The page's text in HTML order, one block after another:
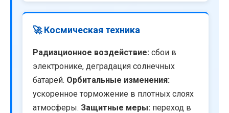
🚀 Космическая техника
Радиационное воздействие: сбои в
электронике, деградация солнечных
батарей. Орбитальные изменения:
ускоренное торможение в плотных слоях
атмосферы. Защитные меры: переход в